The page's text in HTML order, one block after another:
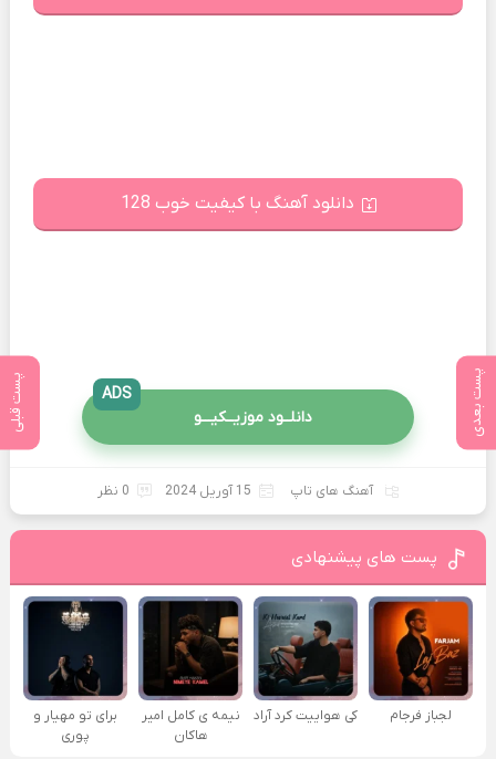
پست بعدی پست قبلی
دانلود آهنگ با کیفیت خوب 128
دانلــود موزیــکیـــو
ADS
آهنگ های تاپ 15 آوریل 2024 0 نظر
پست های پیشنهادی
لجباز فرجام کی هواییت کرد آراد
نیمه ی کامل امیر
هاکان
برای تو مهیار و
پوری